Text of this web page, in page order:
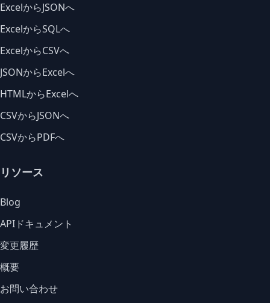
ExcelからJSONへ
ExcelからSQLへ
ExcelからCSVへ
JSONからExcelへ
HTMLからExcelへ
CSVからJSONへ
CSVからPDFへ
リソース
Blog
APIドキュメント
変更履歴
概要
お問い合わせ